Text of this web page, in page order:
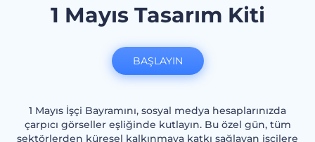
1 Mayıs Tasarım Kiti
1 Mayıs İşçi Bayramını, sosyal medya hesaplarınızda
çarpıcı görseller eşliğinde kutlayın. Bu özel gün, tüm
sektörlerden küresel kalkınmaya katkı sağlayan işçilere
BAŞLAYIN